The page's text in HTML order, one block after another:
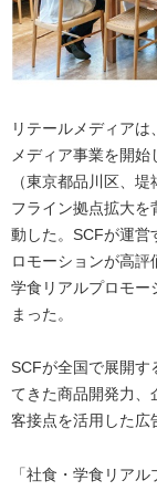
リテールメディア
メディア事業を開
（東京都品川区、
フライン拠点拡大
動した。SCFが運営
ロモーションが高評
学食リアルプロモー
まった。
SCFが全国で展開す
てきた商品開発力
客接点を活用した広
「社食・学食リア